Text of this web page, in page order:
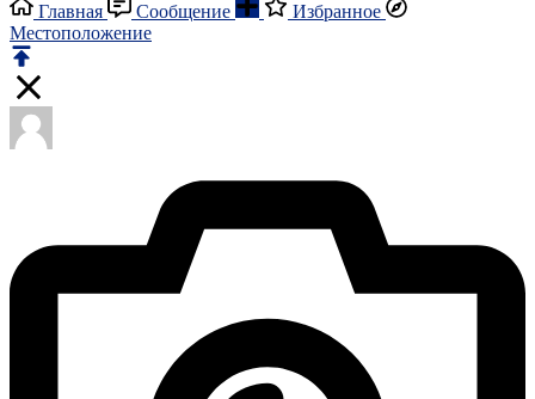
Главная
Сообщение
Избранное
Местоположение